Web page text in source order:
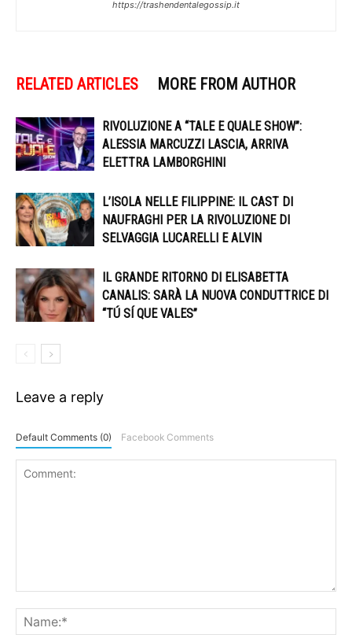
https://trashendentalegossip.it
RELATED ARTICLES MORE FROM AUTHOR
RIVOLUZIONE A “TALE E QUALE SHOW”:
ALESSIA MARCUZZI LASCIA, ARRIVA
ELETTRA LAMBORGHINI
L’ISOLA NELLE FILIPPINE: IL CAST DI
NAUFRAGHI PER LA RIVOLUZIONE DI
SELVAGGIA LUCARELLI E ALVIN
IL GRANDE RITORNO DI ELISABETTA
CANALIS: SARÀ LA NUOVA CONDUTTRICE DI
“TÚ SÍ QUE VALES”
Leave a reply
Default Comments (0) Facebook Comments